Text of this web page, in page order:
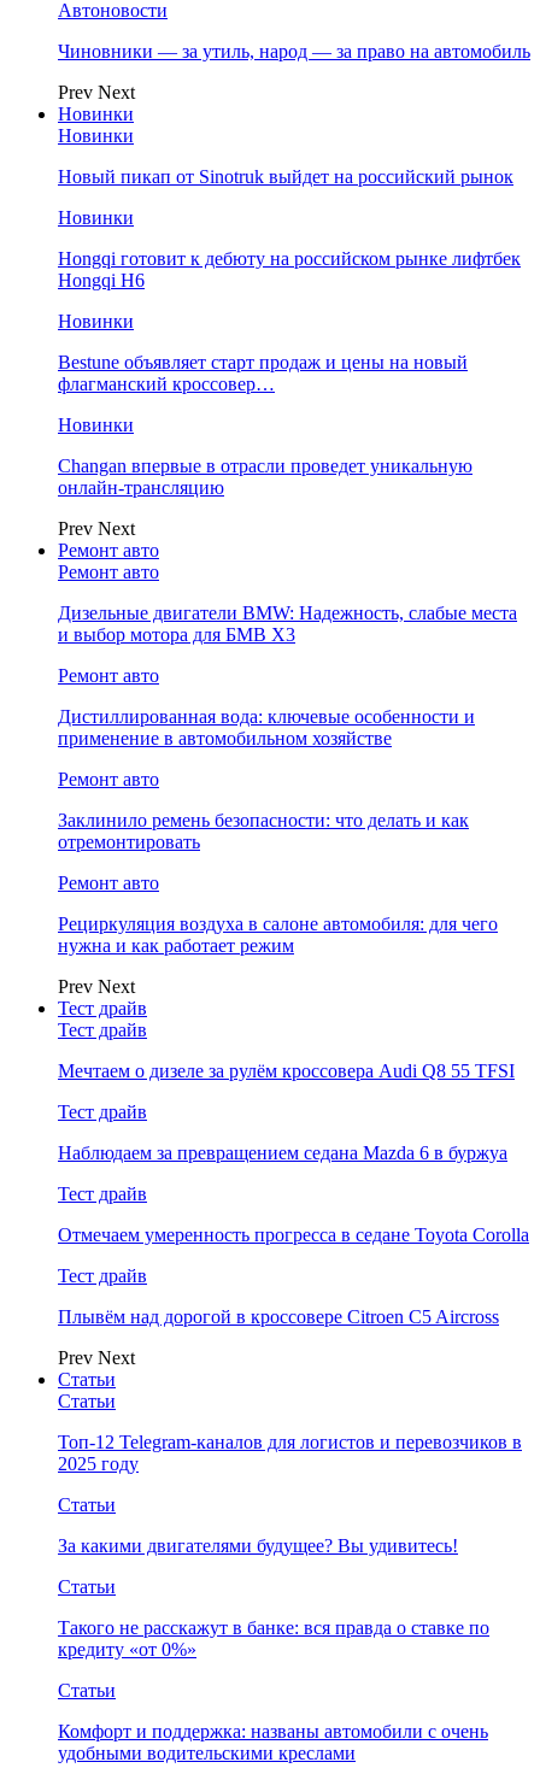
Автоновости
Чиновники — за утиль, народ — за право на автомобиль
Prev Next
Новинки
Новинки
Новый пикап от Sinotruk выйдет на российский рынок
Новинки
Hongqi готовит к дебюту на российском рынке лифтбек
Hongqi H6
Новинки
Bestune объявляет старт продаж и цены на новый
флагманский кроссовер…
Новинки
Changan впервые в отрасли проведет уникальную
онлайн-трансляцию
Prev Next
Ремонт авто
Ремонт авто
Дизельные двигатели BMW: Надежность, слабые места
и выбор мотора для БМВ Х3
Ремонт авто
Дистиллированная вода: ключевые особенности и
применение в автомобильном хозяйстве
Ремонт авто
Заклинило ремень безопасности: что делать и как
отремонтировать
Ремонт авто
Рециркуляция воздуха в салоне автомобиля: для чего
нужна и как работает режим
Prev Next
Тест драйв
Тест драйв
Мечтаем о дизеле за рулём кроссовера Audi Q8 55 TFSI
Тест драйв
Наблюдаем за превращением седана Mazda 6 в буржуа
Тест драйв
Отмечаем умеренность прогресса в седане Toyota Corolla
Тест драйв
Плывём над дорогой в кроссовере Citroen C5 Aircross
Prev Next
Статьи
Статьи
Топ-12 Telegram-каналов для логистов и перевозчиков в
2025 году
Статьи
За какими двигателями будущее? Вы удивитесь!
Статьи
Такого не расскажут в банке: вся правда о ставке по
кредиту «от 0%»
Статьи
Комфорт и поддержка: названы автомобили с очень
удобными водительскими креслами